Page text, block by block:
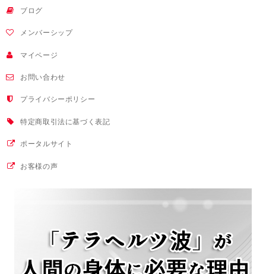
ブログ
メンバーシップ
マイページ
お問い合わせ
プライバシーポリシー
特定商取引法に基づく表記
ポータルサイト
お客様の声